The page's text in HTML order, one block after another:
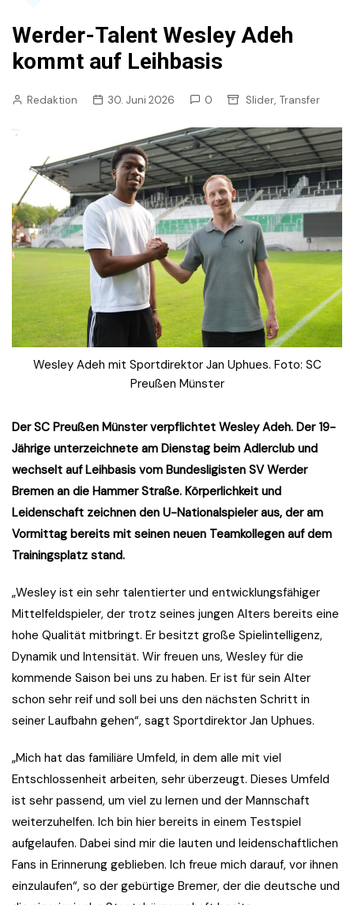
Werder-Talent Wesley Adeh
kommt auf Leihbasis
Redaktion 30. Juni 2026 0 Slider, Transfer
Wesley Adeh mit Sportdirektor Jan Uphues. Foto: SC
Preußen Münster
Der SC Preußen Münster verpflichtet Wesley Adeh. Der 19-
Jährige unterzeichnete am Dienstag beim Adlerclub und
wechselt auf Leihbasis vom Bundesligisten SV Werder
Bremen an die Hammer Straße. Körperlichkeit und
Leidenschaft zeichnen den U-Nationalspieler aus, der am
Vormittag bereits mit seinen neuen Teamkollegen auf dem
Trainingsplatz stand.
„Wesley ist ein sehr talentierter und entwicklungsfähiger
Mittelfeldspieler, der trotz seines jungen Alters bereits eine
hohe Qualität mitbringt. Er besitzt große Spielintelligenz,
Dynamik und Intensität. Wir freuen uns, Wesley für die
kommende Saison bei uns zu haben. Er ist für sein Alter
schon sehr reif und soll bei uns den nächsten Schritt in
seiner Laufbahn gehen“, sagt Sportdirektor Jan Uphues.
„Mich hat das familiäre Umfeld, in dem alle mit viel
Entschlossenheit arbeiten, sehr überzeugt. Dieses Umfeld
ist sehr passend, um viel zu lernen und der Mannschaft
weiterzuhelfen. Ich bin hier bereits in einem Testspiel
aufgelaufen. Dabei sind mir die lauten und leidenschaftlichen
Fans in Erinnerung geblieben. Ich freue mich darauf, vor ihnen
einzulaufen“, so der gebürtige Bremer, der die deutsche und